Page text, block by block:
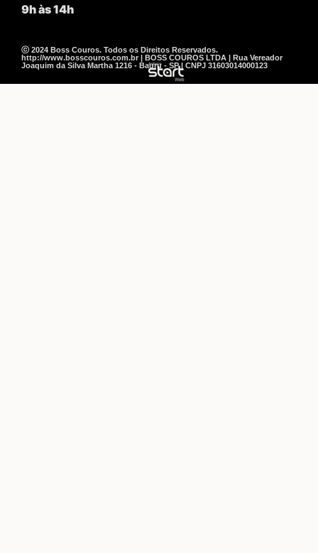
9h às 14h
ⓒ 2024 Boss Couros. Todos os Direitos Reservados.
http://www.bosscouros.com.br | BOSS COUROS LTDA | Rua Vereador
Joaquim da Silva Martha 1216 - Bauru - SP | CNPJ 31603014000123